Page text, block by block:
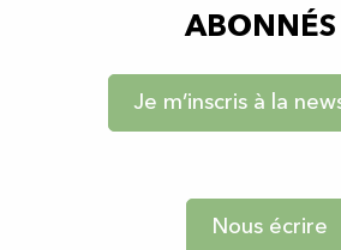
ABONNÉS
Je m’inscris à la
Nous écrire